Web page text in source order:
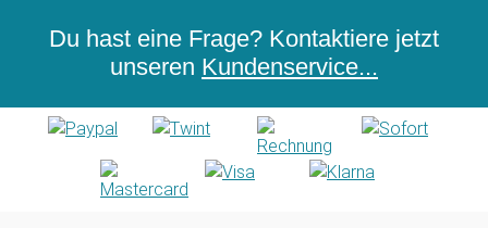
Du hast eine Frage? Kontaktiere jetzt
unseren Kundenservice...